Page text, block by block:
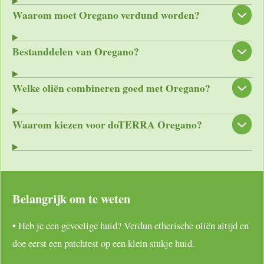
Waarom moet Oregano verdund worden?
Bestanddelen van Oregano?
Welke oliën combineren goed met Oregano?
Waarom kiezen voor doTERRA Oregano?
Belangrijk om te weten
• Heb je een gevoelige huid? Verdun etherische oliën altijd en
doe eerst een patchtest op een klein stukje huid.